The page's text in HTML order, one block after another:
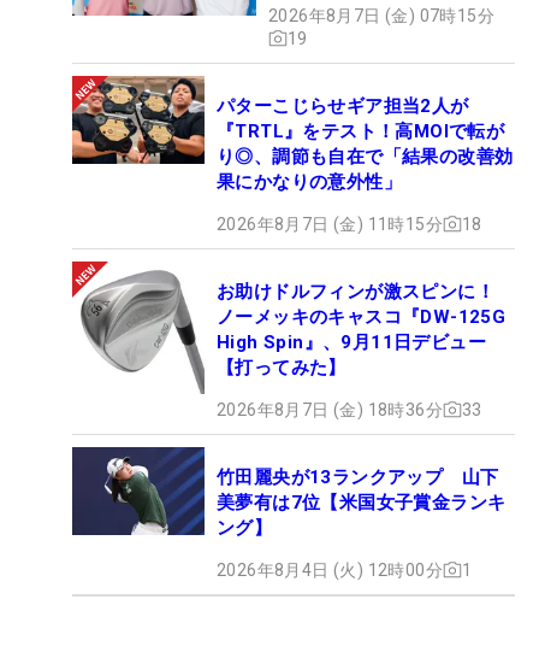
2026年8月7日 (金) 07時15分
19
パターこじらせギア担当2人が
『TRTL』をテスト！高MOIで転が
り◎、調節も自在で「結果の改善効
果にかなりの意外性」
2026年8月7日 (金) 11時15分 18
お助けドルフィンが激スピンに！
ノーメッキのキャスコ『DW-125G
High Spin』、9月11日デビュー
【打ってみた】
2026年8月7日 (金) 18時36分 33
竹田麗央が13ランクアップ 山下
美夢有は7位【米国女子賞金ランキ
ング】
2026年8月4日 (火) 12時00分 1